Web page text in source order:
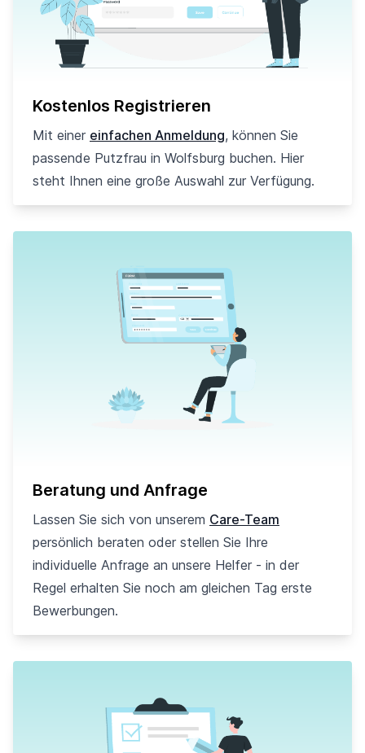
Kostenlos Registrieren
Mit einer einfachen Anmeldung, können Sie
passende Putzfrau in Wolfsburg buchen. Hier
steht Ihnen eine große Auswahl zur Verfügung.
Beratung und Anfrage
Lassen Sie sich von unserem Care-Team
persönlich beraten oder stellen Sie Ihre
individuelle Anfrage an unsere Helfer - in der
Regel erhalten Sie noch am gleichen Tag erste
Bewerbungen.